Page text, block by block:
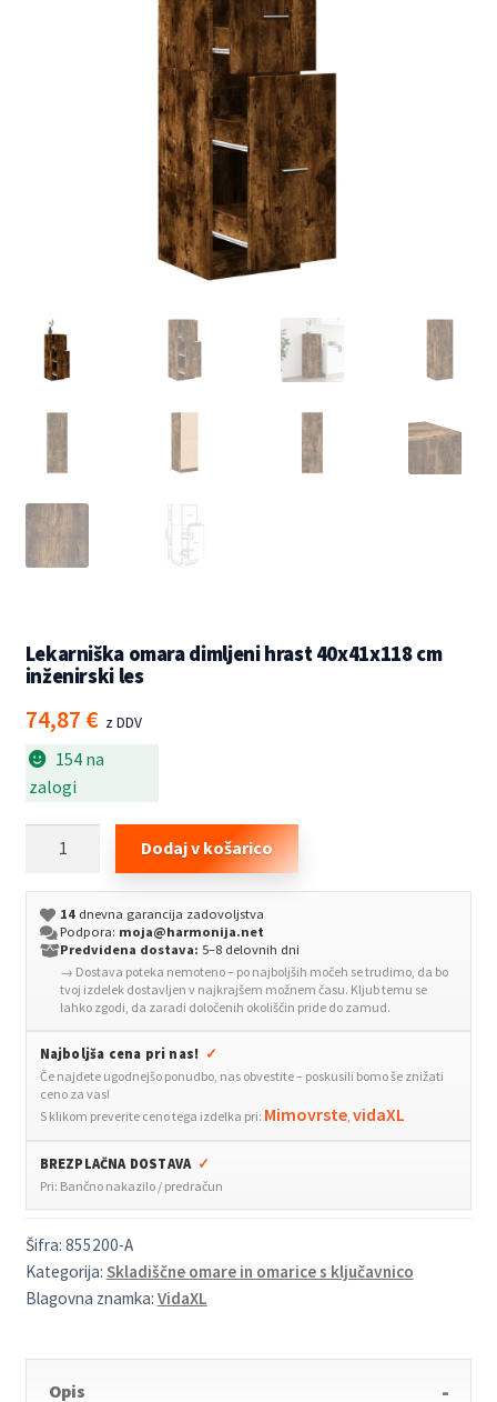
Lekarniška omara dimljeni hrast 40x41x118 cm
inženirski les
74,87 € z DDV
154 na
zalogi
dimljeni
hrast
40x41x118
inženirski
količina
Dodaj v košarico
14dnevna garancija zadovoljstva
Podpora: moja@harmonija.net
Predvidena dostava: 5–8 delovnih dni
→ Dostava poteka nemoteno – po najboljših močeh se trudimo, da bo
tvoj izdelek dostavljen v najkrajšem možnem času. Kljub temu se
lahko zgodi, da zaradi določenih okoliščin pride do zamud.
Najboljša cena pri nas! ✓
Če najdete ugodnejšo ponudbo, nas obvestite – poskusili bomo še znižati
ceno za vas!
S klikom preverite ceno tega izdelka pri: Mimovrste, vidaXL
BREZPLAČNA DOSTAVA ✓
Pri: Bančno nakazilo / predračun
Šifra: 855200-A
Kategorija: Skladiščne omare in omarice s ključavnico
Blagovna znamka: VidaXL
Opis